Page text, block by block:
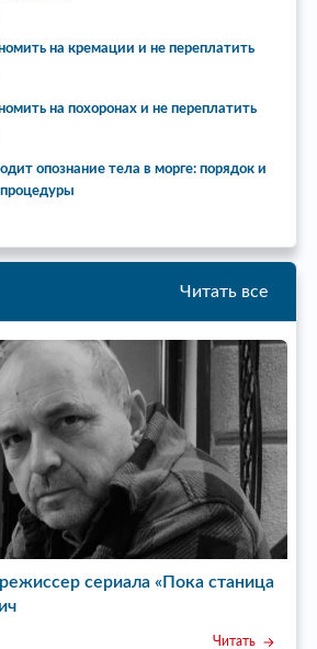
на кремации и не переплатить
на похоронах и не переплатить
опознание тела в морге: порядок и
Читать все
сериала «Пока станица
Читать